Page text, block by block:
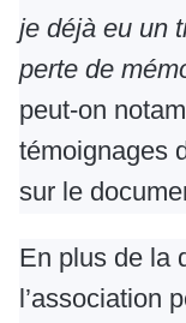
je déjà eu un
perte de
peut-on
témoignages
sur le
En plus de la
l’association